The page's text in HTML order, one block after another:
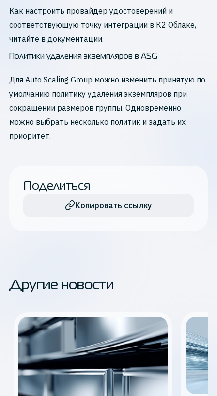
Поделиться
Копировать ссылку
Как настроить провайдер удостоверений и
соответствующую точку интеграции в К2 Облаке,
читайте в документации.
Политики удаления экземпляров в ASG
Для Auto Scaling Group можно изменить принятую по
умолчанию политику удаления экземпляров при
сокращении размеров группы. Одновременно
можно выбрать несколько политик и задать их
приоритет.
Другие новости